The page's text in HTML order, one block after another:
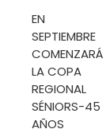
EN
SEPTIEMBRE
COMENZARÁ
LA COPA
REGIONAL
SÉNIORS-45
AÑOS